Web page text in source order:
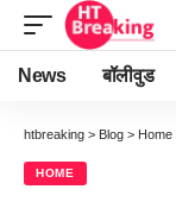
News बॉलीवुड
htbreaking > Blog > Home
HOME